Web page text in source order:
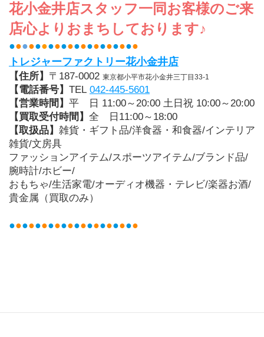
﻿花小金井店スタッフ一同お客様のご来
店心よりおまちしております♪
●●●●●●●●●●●●●●●●●●●●
トレジャーファクトリー花小金井店
【住所】 〒187-0002 東京都小平市花小金井三丁目33-1
【電話番号】 TEL 042-445-5601
【営業時間】 平　日 11:00～20:00 土日祝 10:00～20:00
【買取受付時間】 全　日11:00～18:00
【取扱品】 雑貨・ギフト品/洋食器・和食器/インテリア
雑貨/文房具
ファッションアイテム/スポーツアイテム/ブランド品/
腕時計/ホビー/
おもちゃ/生活家電/オーディオ機器・テレビ/楽器お酒/
貴金属（買取のみ）
●●●●●●●●●●●●●●●●●●●●